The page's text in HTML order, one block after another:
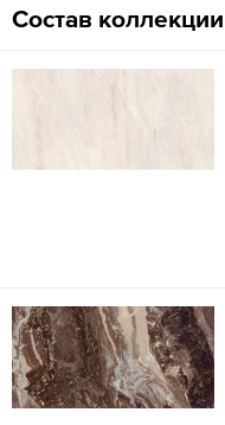
Состав коллекции